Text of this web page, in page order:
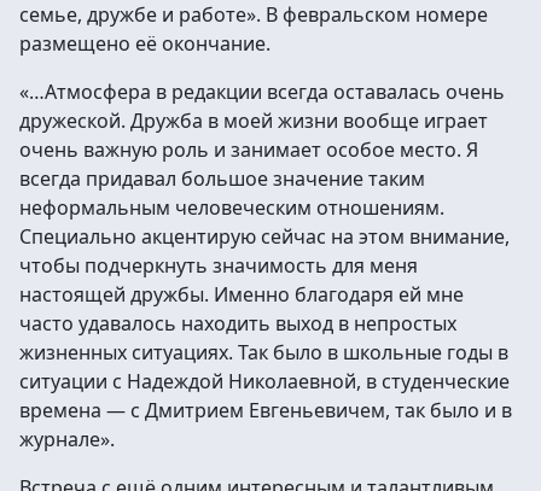
семье, дружбе и работе». В февральском номере
размещено её окончание.
«…Атмосфера в редакции всегда оставалась очень
дружеской. Дружба в моей жизни вообще играет
очень важную роль и занимает особое место. Я
всегда придавал большое значение таким
неформальным человеческим отношениям.
Специально акцентирую сейчас на этом внимание,
чтобы подчеркнуть значимость для меня
настоящей дружбы. Именно благодаря ей мне
часто удавалось находить выход в непростых
жизненных ситуациях. Так было в школьные годы в
ситуации с Надеждой Николаевной, в студенческие
времена — с Дмитрием Евгеньевичем, так было и в
журнале».